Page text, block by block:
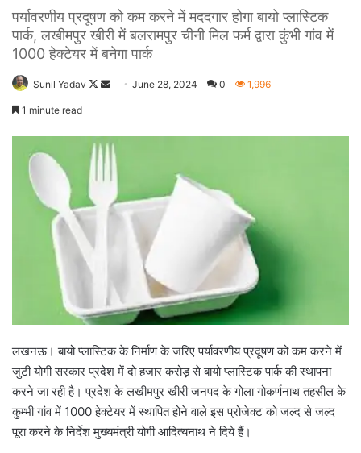
पर्यावरणीय प्रदूषण को कम करने में मददगार होगा बायो प्लास्टिक
पार्क, लखीमपुर खीरी में बलरामपुर चीनी मिल फर्म द्वारा कुंभी गांव में
1000 हेक्टेयर में बनेगा पार्क
Sunil Yadav
F
l
o
w
d
a
n
e
June 28, 2024 0 1,996
1 minute read
लखनऊ। बायो प्लास्टिक के निर्माण के जरिए पर्यावरणीय प्रदूषण को कम करने में
जुटी योगी सरकार प्रदेश में दो हजार करोड़ से बायो प्लास्टिक पार्क की स्थापना
करने जा रही है। प्रदेश के लखीमपुर खीरी जनपद के गोला गोकर्णनाथ तहसील के
कुम्भी गांव में 1000 हेक्टेयर में स्थापित होने वाले इस प्रोजेक्ट को जल्द से जल्द
पूरा करने के निर्देश मुख्यमंत्री योगी आदित्यनाथ ने दिये हैं।